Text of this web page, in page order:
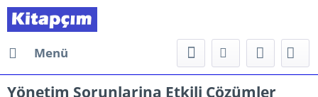
Menü
Yönetim Sorunlarina Etkili Cözümler